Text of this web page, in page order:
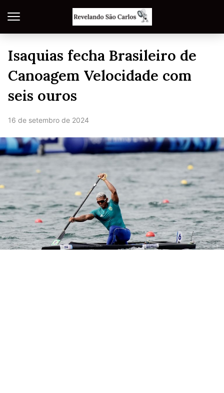
Isaquias fecha Brasileiro de
Canoagem Velocidade com
seis ouros
16 de setembro de 2024